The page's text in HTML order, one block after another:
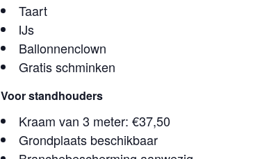
Taart
IJs
Ballonnenclown
Gratis schminken
Voor standhouders
Kraam van 3 meter: €37,50
Grondplaats beschikbaar